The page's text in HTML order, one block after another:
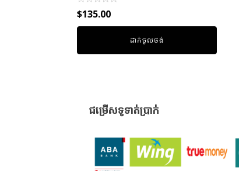
Rated
0
out
$135.00
ដាក់ចូលថង់
ជម្រើសទូទាត់ប្រាក់